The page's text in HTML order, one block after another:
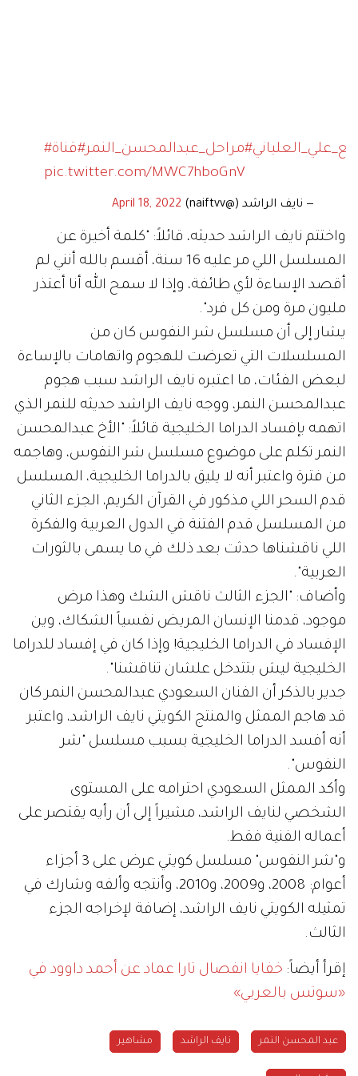
#مراحل_عبدالمحسن_النمر
pic.twitter.com/MWC7hboGnV
— نايف الراشد (@naiftvv) April 18, 2022
واختتم نايف الراشد حديثه، قائلاً: "كلمة أخيرة عن
المسلسل اللي مر عليه 16 سنة، أقسم بالله أنني لم
أقصد الإساءة لأي طائفة، وإذا لا سمح الله أنا أعتذر
مليون مرة ومن كل فرد".
يشار إلى أن مسلسل شر النفوس كان من
المسلسلات التي تعرضت للهجوم واتهامات بالإساءة
لبعض الفئات، ما اعتبره نايف الراشد سبب هجوم
عبدالمحسن النمر، ووجه نايف الراشد حديثه للنمر الذي
اتهمه بإفساد الدراما الخليجية قائلاً: "الأخ عبدالمحسن
النمر تكلم على موضوع مسلسل شر النفوس، وهاجمه
من فترة واعتبر أنه لا يليق بالدراما الخليجية، المسلسل
قدم السحر اللي مذكور في القرآن الكريم، الجزء الثاني
من المسلسل قدم الفتنة في الدول العربية والفكرة
اللي ناقشناها حدثت بعد ذلك في ما يسمى بالثورات
العربية".
وأضاف: "الجزء الثالث ناقش الشك وهذا مرض
موجود، قدمنا الإنسان المريض نفسياً الشكاك، وين
الإفساد في الدراما الخليجية! وإذا كان في إفساد للدراما
الخليجية ليش بتتدخل علشان تناقشنا".
جدير بالذكر أن الفنان السعودي عبدالمحسن النمر كان
قد هاجم الممثل والمنتج الكويتي نايف الراشد، واعتبر
أنه أفسد الدراما الخليجية بسبب مسلسل "شر
النفوس".
وأكد الممثل السعودي احترامه على المستوى
الشخصي لنايف الراشد، مشيراً إلى أن رأيه يقتصر على
أعماله الفنية فقط.
و"شر النفوس" مسلسل كويتي عرض على 3 أجزاء
أعوام: 2008، و2009، و2010، وأنتجه وألفه وشارك في
تمثيله الكويتي نايف الراشد، إضافة لإخراجه الجزء
الثالث.
إقرأ أيضاً: خفايا انفصال تارا عماد عن أحمد داوود في
«سوتس بالعربي»
عبد المحسن النمر نايف الراشد مشاهير